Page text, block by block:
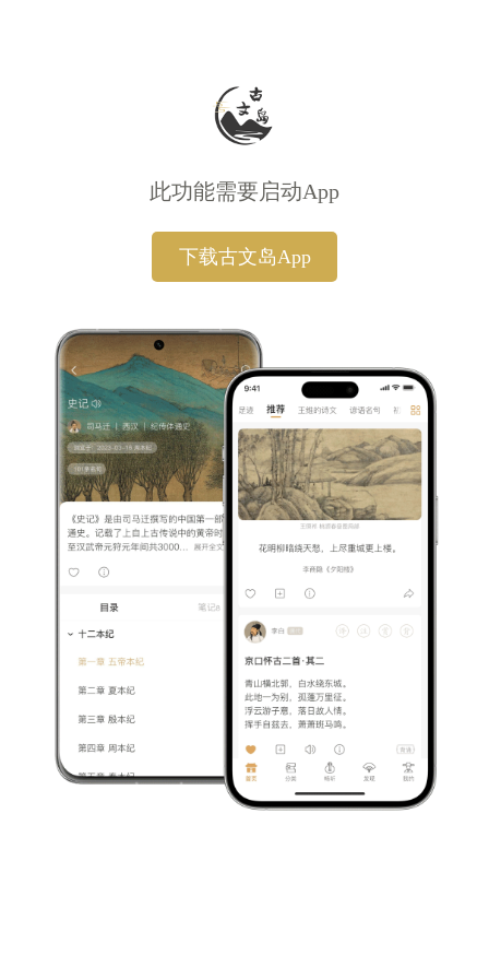
此功能需要启动App
下载古文岛App